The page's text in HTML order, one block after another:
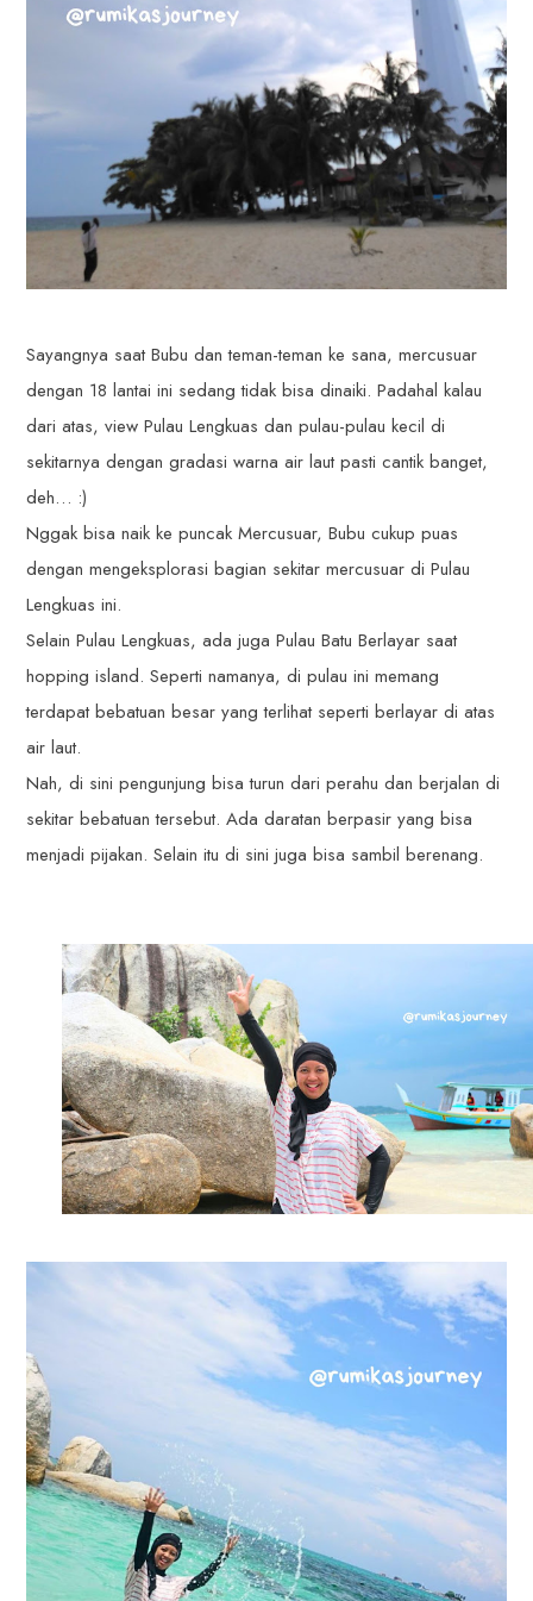
Sayangnya saat Bubu dan teman-teman ke sana, mercusuar
dengan 18 lantai ini sedang tidak bisa dinaiki. Padahal kalau
dari atas, view Pulau Lengkuas dan pulau-pulau kecil di
sekitarnya dengan gradasi warna air laut pasti cantik banget,
deh… :)
Nggak bisa naik ke puncak Mercusuar, Bubu cukup puas
dengan mengeksplorasi bagian sekitar mercusuar di Pulau
Lengkuas ini.
Selain Pulau Lengkuas, ada juga Pulau Batu Berlayar saat
hopping island. Seperti namanya, di pulau ini memang
terdapat bebatuan besar yang terlihat seperti berlayar di atas
air laut.
Nah, di sini pengunjung bisa turun dari perahu dan berjalan di
sekitar bebatuan tersebut. Ada daratan berpasir yang bisa
menjadi pijakan. Selain itu di sini juga bisa sambil berenang.